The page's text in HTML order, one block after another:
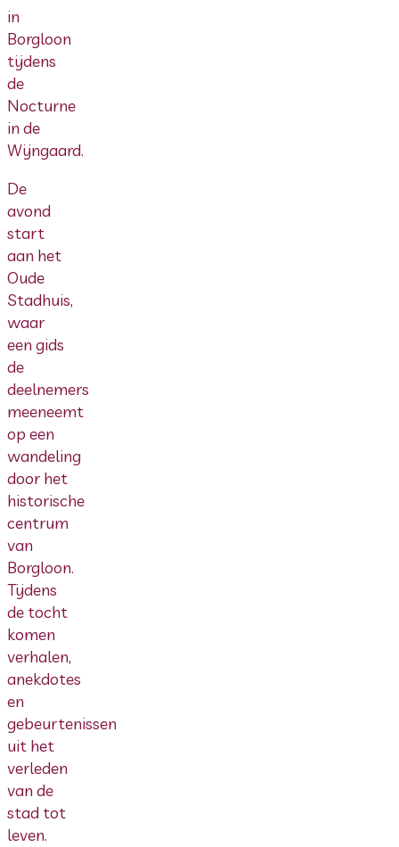
in
Borgloon
tijdens
de
Nocturne
in de
Wijngaard.
De
avond
start
aan het
Oude
Stadhuis,
waar
een gids
de
deelnemers
meeneemt
op een
wandeling
door het
historische
centrum
van
Borgloon.
Tijdens
de tocht
komen
verhalen,
anekdotes
en
gebeurtenissen
uit het
verleden
van de
stad tot
leven.